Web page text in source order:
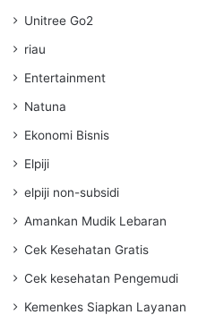
Unitree Go2
riau
Entertainment
Natuna
Ekonomi Bisnis
Elpiji
elpiji non-subsidi
Amankan Mudik Lebaran
Cek Kesehatan Gratis
Cek kesehatan Pengemudi
Kemenkes Siapkan Layanan